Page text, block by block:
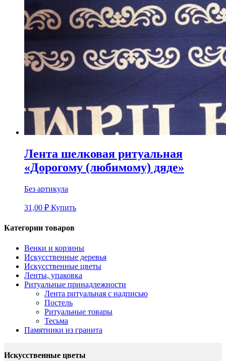
Лента шелковая ритуальная
«Дорогому (любимому) дяде»
Без артикула
31,00 ₽ Купить
Категории товаров
Венки и корзины
Искусственные деревья
Искусственные цветы
Ленты, упаковка
Ритуальные принадлежности
Лента ритуальная с надписью
Постель
Ритуальные товары
Тесьма
Памятники из гранита
Искусственные цветы